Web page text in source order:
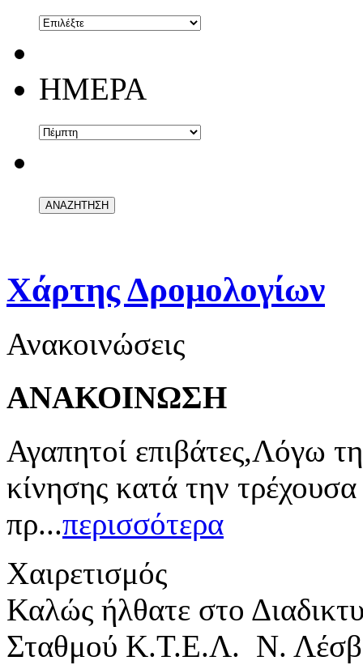
ΗΜΕΡΑ
Χάρτης Δρομολογίων
Ανακοινώσεις
ΑΝΑΚΟΙΝΩΣΗ
Αγαπητοί επιβάτες,Λόγω
κίνησης κατά την
πρ...περισσότερα
Χαιρετισμός
Καλώς ήλθατε στο
Σταθμού Κ.Τ.Ε.Λ. Ν.